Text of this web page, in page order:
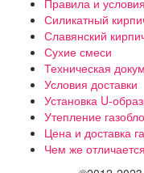
Силикатный
Славянский
Сухие смеси
Техническая
Условия доставки
Установка U-
Утепление
Цена и доставка
Чем же